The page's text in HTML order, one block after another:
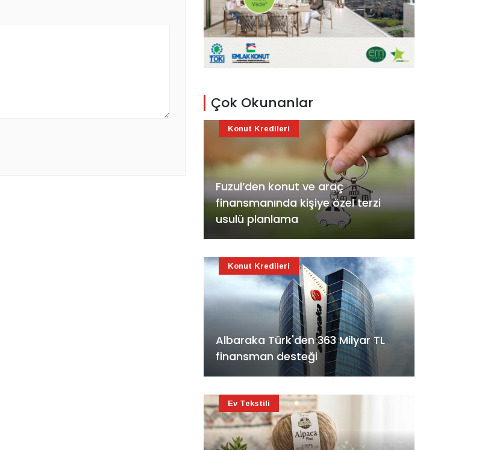
Çok Okunanlar
Fuzul’den konut ve araç
finansmanında kişiye özel terzi
usulü planlama
Konut Kredileri
Albaraka Türk'den 363 Milyar TL
finansman desteği
Konut Kredileri
Ev Tekstili